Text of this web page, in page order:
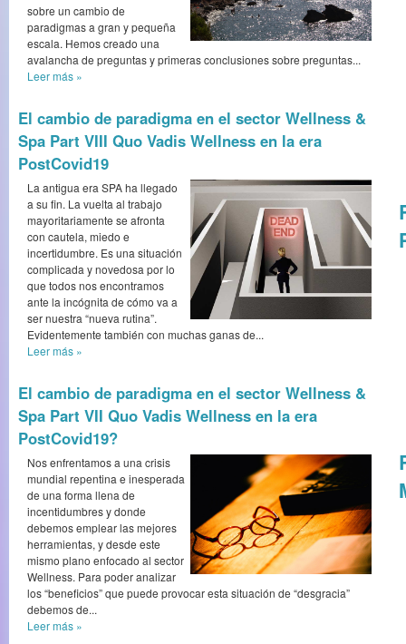
sobre un cambio de
paradigmas a gran y pequeña
escala. Hemos creado una
avalancha de preguntas y primeras conclusiones sobre preguntas...
Leer más »
El cambio de paradigma en el sector Wellness &
Spa Part VIII Quo Vadis Wellness en la era
PostCovid19
La antigua era SPA ha llegado
a su fin. La vuelta al trabajo
mayoritariamente se afronta
con cautela, miedo e
incertidumbre. Es una situación
complicada y novedosa por lo
que todos nos encontramos
ante la incógnita de cómo va a
ser nuestra “nueva rutina”.
Evidentemente también con muchas ganas de...
Leer más »
El cambio de paradigma en el sector Wellness &
Spa Part VII Quo Vadis Wellness en la era
PostCovid19?
Nos enfrentamos a una crisis
mundial repentina e inesperada
de una forma llena de
incentidumbres y donde
debemos emplear las mejores
herramientas, y desde este
mismo plano enfocado al sector
Wellness. Para poder analizar
los “beneficios” que puede provocar esta situación de “desgracia”
debemos de...
Leer más »